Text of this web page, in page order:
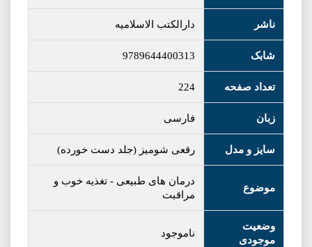
ناشر دارالکتب الاسلامیه
شابک 9789644400313
تعداد صفحه 224
زبان فارسی
سایز و مدل رقعی شومیز (جلد دست خورده)
موضوع
درمان های طبیعی - تغذیه خوب و
مراقبت
وضعیت
موجودی
ناموجود